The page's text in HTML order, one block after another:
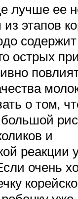
лучше ее
этапов
содержит
острых
о том,
и
реакции
очень